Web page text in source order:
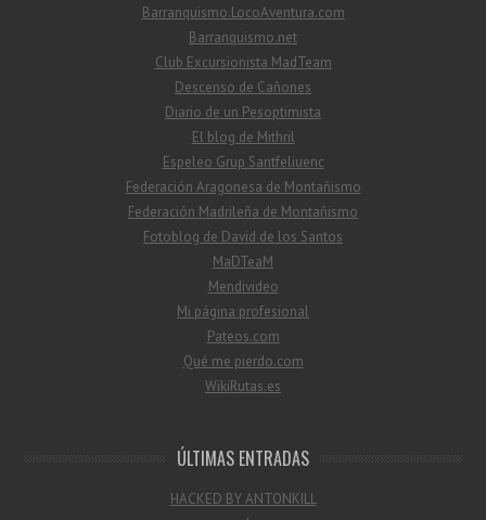
Barranquismo.LocoAventura.com
Barranquismo.net
Club Excursionista MadTeam
Descenso de Cañones
Diario de un Pesoptimista
El blog de Mithril
Espeleo Grup Santfeliuenc
Federación Aragonesa de Montañismo
Federación Madrileña de Montañismo
Fotoblog de David de los Santos
MaDTeaM
Mendivideo
Mi página profesional
Pateos.com
Qué me pierdo.com
WikiRutas.es
ÚLTIMAS ENTRADAS
HACKED BY ANTONKILL